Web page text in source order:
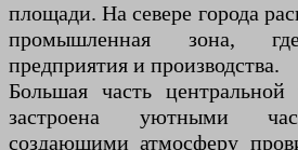
площади. На севере города
промышленная зона,
предприятия и производства.
Большая часть центральной
застроена уютными
создающими атмосферу